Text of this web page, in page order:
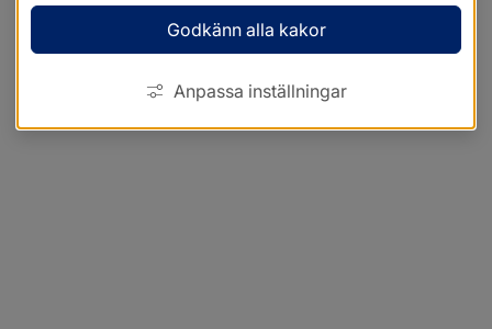
Godkänn alla kakor
Anpassa inställningar